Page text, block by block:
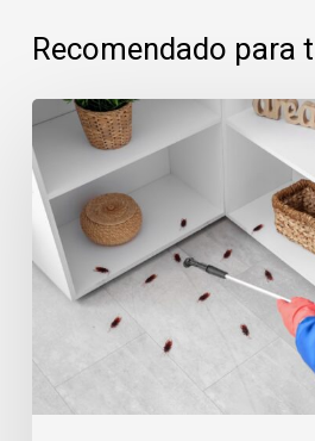
Recomendado para
Desinfección
de
plagas
en
Alcorcón:
servicio
urgente
en